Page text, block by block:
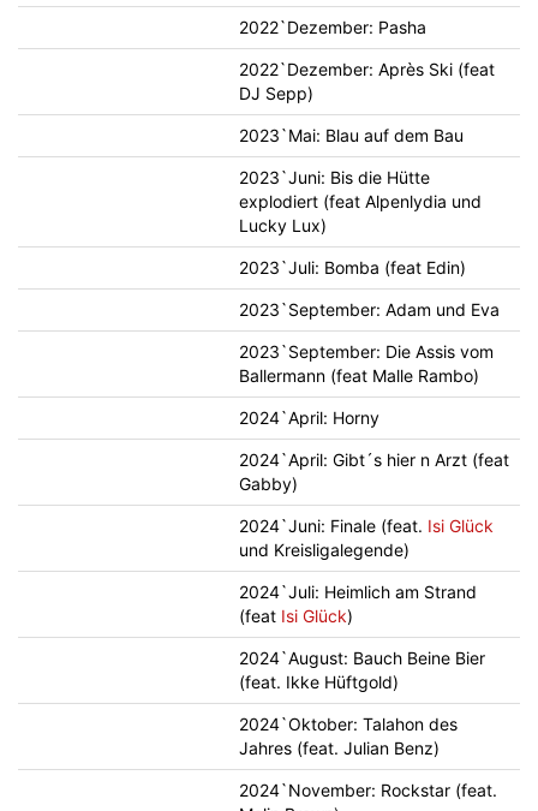
2022`Dezember: Pasha
2022`Dezember: Après Ski (feat
DJ Sepp)
2023`Mai: Blau auf dem Bau
2023`Juni: Bis die Hütte
explodiert (feat Alpenlydia und
Lucky Lux)
2023`Juli: Bomba (feat Edin)
2023`September: Adam und Eva
2023`September: Die Assis vom
Ballermann (feat Malle Rambo)
2024`April: Horny
2024`April: Gibt´s hier n Arzt (feat
Gabby)
2024`Juni: Finale (feat. Isi Glück
und Kreisligalegende)
2024`Juli: Heimlich am Strand
(feat Isi Glück)
2024`August: Bauch Beine Bier
(feat. Ikke Hüftgold)
2024`Oktober: Talahon des
Jahres (feat. Julian Benz)
2024`November: Rockstar (feat.